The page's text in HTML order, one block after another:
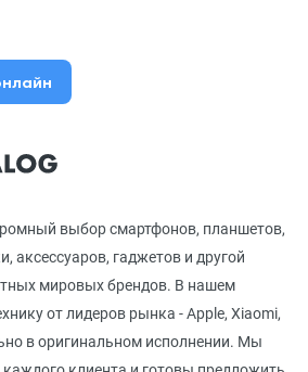
выбор смартфонов, планшетов,
аксессуаров, гаджетов и другой
мировых брендов. В нашем
от лидеров рынка - Apple, Xiaomi,
в оригинальном исполнении. Мы